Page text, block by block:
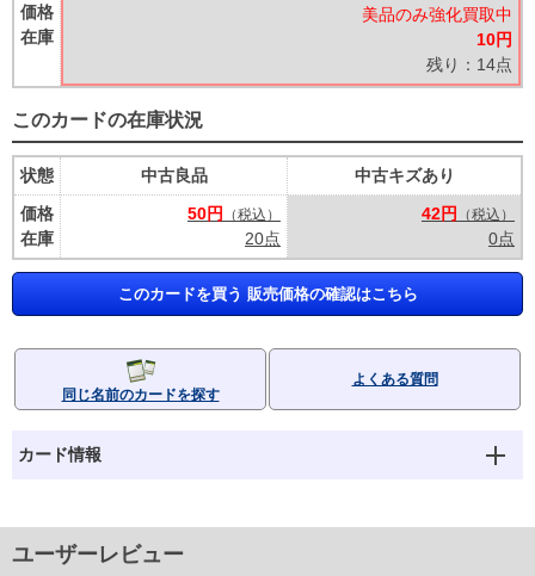
価格
在庫
美品のみ強化買取中
10円
残り：14点
このカードの在庫状況
状態
価格
在庫
中古良品
50円
（税込）
20点
中古キズあり
42円
（税込）
0点
このカードを買う 販売価格の確認はこちら
同じ名前のカードを探す
よくある質問
カード情報
ユーザーレビュー